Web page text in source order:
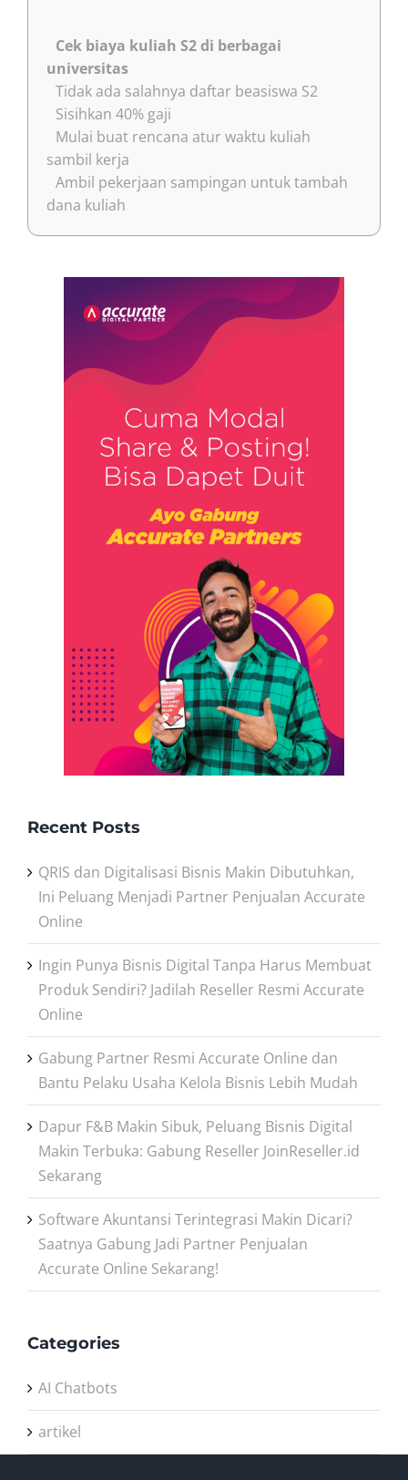
Cek biaya kuliah S2 di berbagai
universitas
Tidak ada salahnya daftar beasiswa S2
Sisihkan 40% gaji
Mulai buat rencana atur waktu kuliah
sambil kerja
Ambil pekerjaan sampingan untuk tambah
dana kuliah
Recent Posts
QRIS dan Digitalisasi Bisnis Makin Dibutuhkan,
Ini Peluang Menjadi Partner Penjualan Accurate
Online
Ingin Punya Bisnis Digital Tanpa Harus Membuat
Produk Sendiri? Jadilah Reseller Resmi Accurate
Online
Gabung Partner Resmi Accurate Online dan
Bantu Pelaku Usaha Kelola Bisnis Lebih Mudah
Dapur F&B Makin Sibuk, Peluang Bisnis Digital
Makin Terbuka: Gabung Reseller JoinReseller.id
Sekarang
Software Akuntansi Terintegrasi Makin Dicari?
Saatnya Gabung Jadi Partner Penjualan
Accurate Online Sekarang!
Categories
AI Chatbots
artikel